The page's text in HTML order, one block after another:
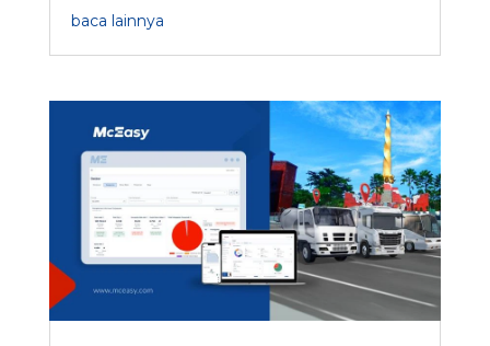
baca lainnya